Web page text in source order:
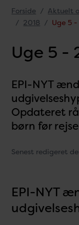
Forside Aktuelt
2018
Uge 5
Uge 5 -
EPI-NYT
Opdateret
børn før rejse
Senest redigeret
EPI-NYT